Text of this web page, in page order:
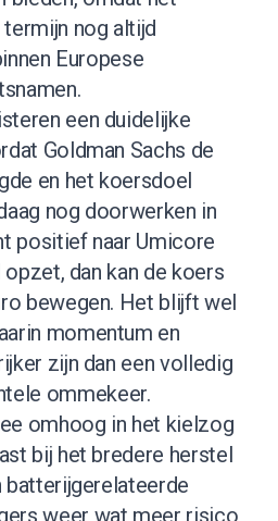
nog altijd
Europese
een duidelijke
Goldman Sachs de
en het koersdoel
nog doorwerken in
positief naar Umicore
dan kan de koers
bewegen. Het blijft wel
momentum en
zijn dan een volledig
ommekeer.
omhoog in het kielzog
bij het bredere herstel
weer wat meer risico